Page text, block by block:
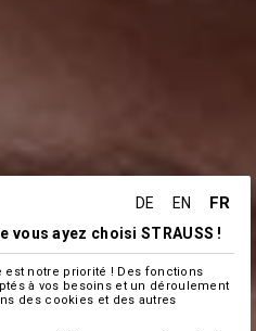
DE EN FR
vous ayez choisi STRAUSS !
notre priorité ! Des fonctions
à vos besoins et un déroulement
des cookies et des autres